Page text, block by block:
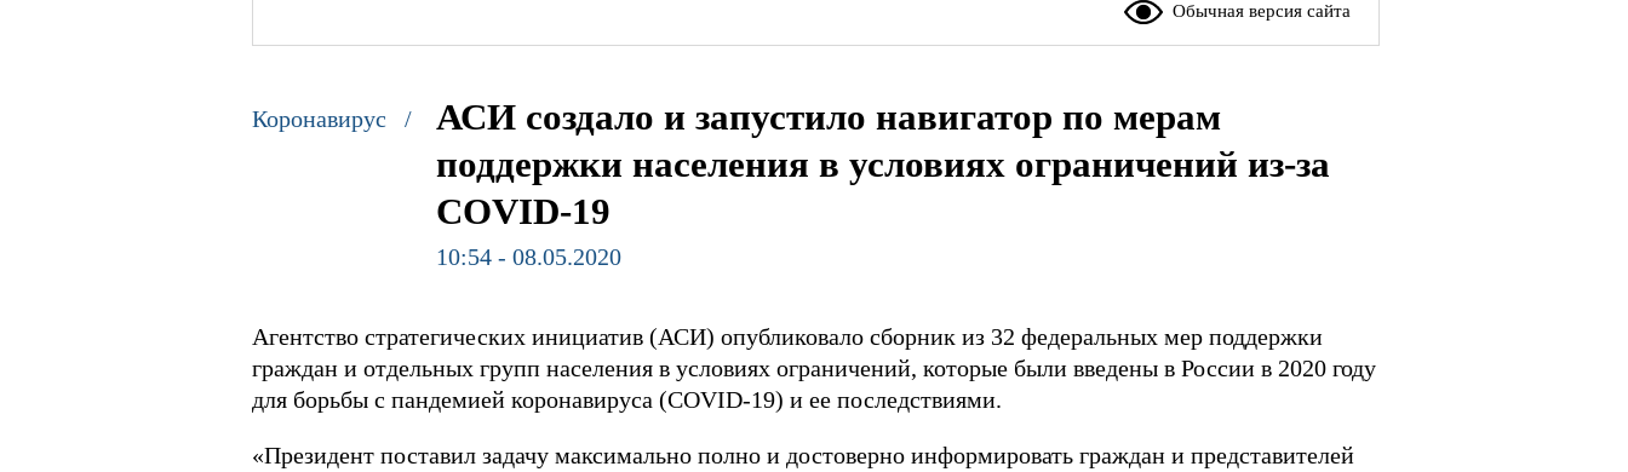
Обычная версия сайта
Коронавирус /
АСИ создало и запустило навигатор по мерам
поддержки населения в условиях ограничений из-за
COVID-19
10:54 - 08.05.2020
Агентство стратегических инициатив (АСИ) опубликовало сборник из 32 федеральных мер поддержки
граждан и отдельных групп населения в условиях ограничений, которые были введены в России в 2020 году
для борьбы с пандемией коронавируса (COVID-19) и ее последствиями.
«Президент поставил задачу максимально полно и достоверно информировать граждан и представителей